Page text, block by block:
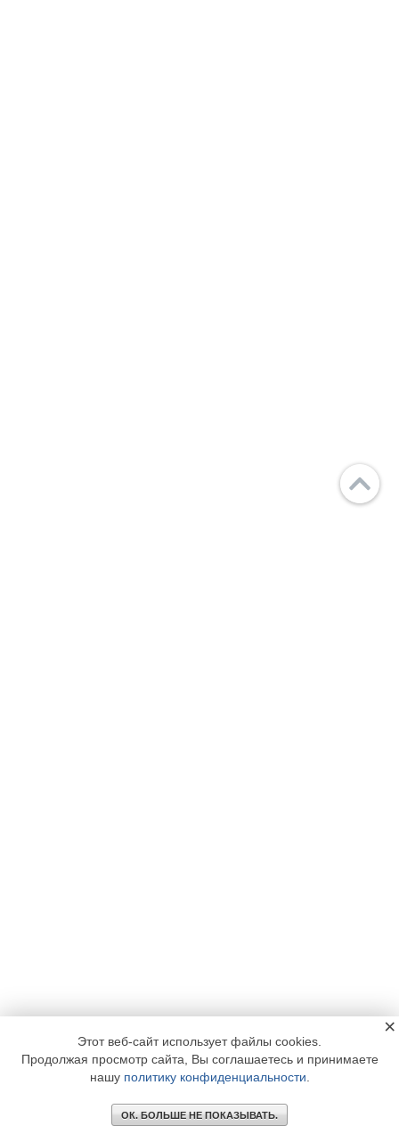
Этот веб-сайт использует файлы cookies.
Продолжая просмотр сайта, Вы соглашаетесь и принимаете
нашу политику конфиденциальности
ОК. БОЛЬШЕ НЕ ПОКАЗЫВАТЬ.
×